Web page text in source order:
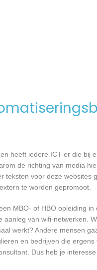
heeft iedere ICT-er die bij
de richting van media
voor deze websites
te worden gepromoot.
MBO- of HBO opleiding
van wifi-netwerken.
werkt? Andere mensen
en bedrijven die
Dus heb je